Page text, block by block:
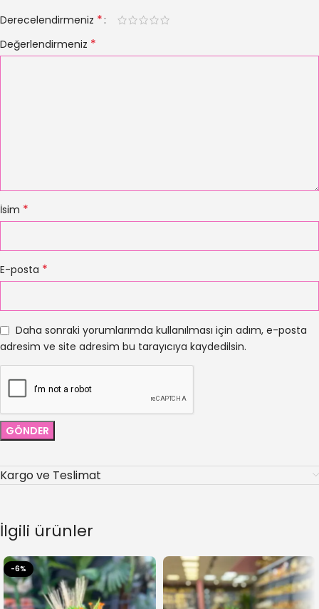
Derecelendirmeniz *
Değerlendirmeniz *
İsim *
E-posta *
Daha sonraki yorumlarımda kullanılması için adım, e-posta
adresim ve site adresim bu tarayıcıya kaydedilsin.
Kargo ve Teslimat
İlgili ürünler
-6%